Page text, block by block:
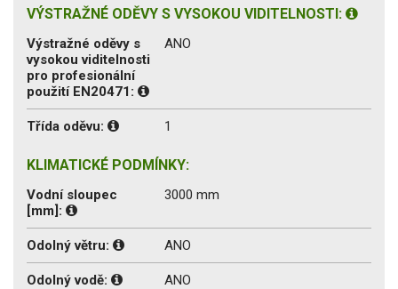
VÝSTRAŽNÉ ODĚVY S VYSOKOU VIDITELNOSTI:
Výstražné oděvy s
vysokou viditelnosti
pro profesionální
použití EN20471:
ANO
Třída oděvu: 1
KLIMATICKÉ PODMÍNKY:
Vodní sloupec
[mm]:
3000 mm
Odolný větru: ANO
Odolný vodě: ANO